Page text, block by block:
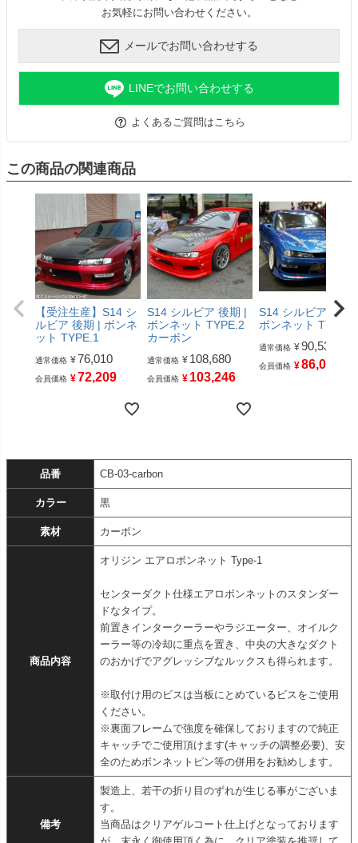
お気軽にお問い合わせください。
メールでお問い合わせする
LINEでお問い合わせする
よくあるご質問はこちら
この商品の関連商品
【受注生産】S14 シ
ルビア 後期 | ボンネ
ット TYPE.1
通常価格 ¥76,010
会員価格 ¥72,209
S14 シルビア 後期 |
ボンネット TYPE.2
カーボン
通常価格 ¥ 108,680
会員価格 ¥ 103,246
S14 シルビア 後期 |
ボンネット TYPE.2
通常価格 ¥90,530
会員価格 ¥86,003
品番 CB-03-carbon
カラー 黒
素材 カーボン
商品内容
オリジン エアロボンネット Type-1
センターダクト仕様エアロボンネットのスタンダー
ドなタイプ。
前置きインタークーラーやラジエーター、オイルク
ーラー等の冷却に重点を置き、中央の大きなダクト
のおかげでアグレッシブなルックスも得られます。
※取付け用のビスは当板にとめているビスをご使用
ください。
※裏面フレームで強度を確保しておりますので純正
キャッチでご使用頂けます(キャッチの調整必要)、安
全のためボンネットピン等の併用をお勧めします。
備考
製造上、若干の折り目のずれが生じる事がございま
す。
当商品はクリアゲルコート仕上げとなっております